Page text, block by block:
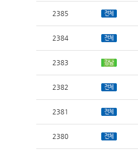
2385 전체
2384 전체
2383 강남
2382 전체
2381 전체
2380 전체